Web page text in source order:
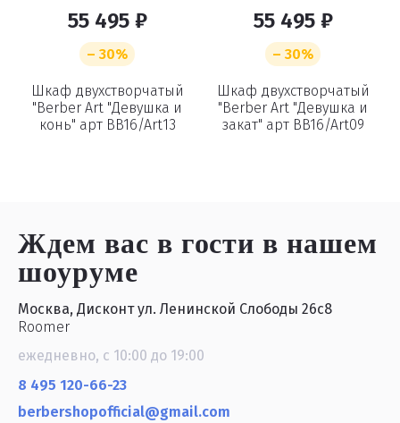
55 495 ₽
– 30%
Шкаф двухстворчатый
"Berber Art "Девушка и
конь" арт BB16/Art13
55 495 ₽
– 30%
Шкаф двухстворчатый
"Berber Art "Девушка и
закат" арт BB16/Art09
Ждем вас в гостив нашем
шоуруме
Москва, Дисконт ул. Ленинской Слободы 26с8
Roomer
ежедневно, с 10:00 до 19:00
8 495 120-66-23
berbershopofficial@gmail.com